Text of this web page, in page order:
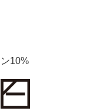
10%